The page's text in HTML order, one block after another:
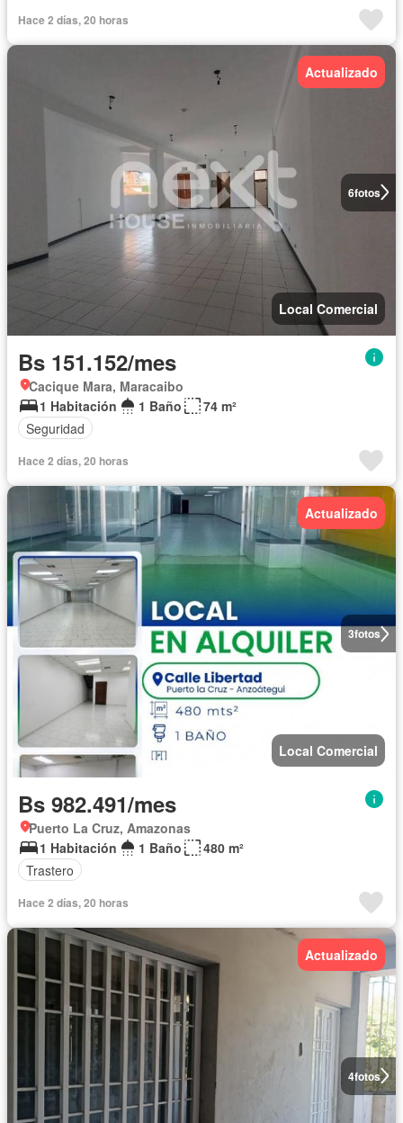
Hace 2 días, 20 horas
6fotos
Actualizado
Local Comercial
Bs 151.152/mes
Cacique Mara, Maracaibo
1 Habitación
1 Baño
74 m²
Seguridad
Hace 2 días, 20 horas
3fotos
Actualizado
Local Comercial
Bs 982.491/mes
Puerto La Cruz, Amazonas
1 Habitación
1 Baño
480 m²
Trastero
Hace 2 días, 20 horas
4fotos
Actualizado